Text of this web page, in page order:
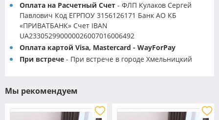
Оплата на Расчетный Счет - ФЛП Кулаков Сергей
Павлович Код ЕГРПОУ 3156126171 Банк АО КБ
«ПРИВАТБАНК» Счет IBAN
UA233052990000026007016006492
Оплата картой Visa, Mastercard - WayForPay
При встрече - При встрече в городе Хмельницкий
Мы рекомендуем